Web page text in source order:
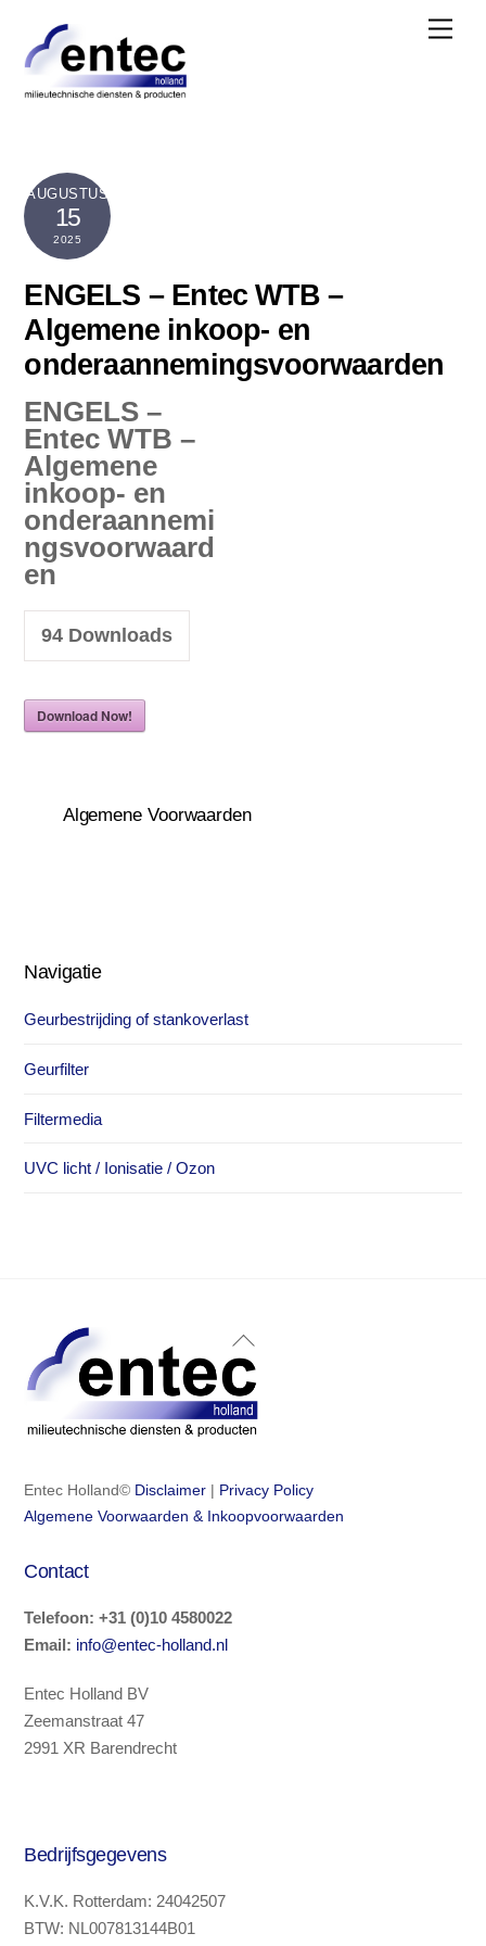
content
AUGUSTUS
15
2025
ENGELS – Entec WTB –
Algemene inkoop- en
onderaannemingsvoorwaarden
ENGELS –
Entec WTB –
Algemene
inkoop- en
onderaannemi
ngsvoorwaard
en
94 Downloads
Download Now!
Algemene Voorwaarden
Navigatie
Geurbestrijding of stankoverlast
Geurfilter
Filtermedia
UVC licht / Ionisatie / Ozon
Back
To
Top
Entec Holland© Disclaimer
Privacy Policy
Algemene Voorwaarden & Inkoopvoorwaarden
Contact
Telefoon: +31 (0)10 4580022
Email: info@entec-holland.nl
Entec Holland BV
Zeemanstraat 47
2991 XR Barendrecht
Bedrijfsgegevens
K.V.K. Rotterdam: 24042507
BTW: NL007813144B01